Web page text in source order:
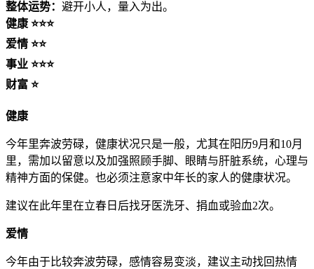
整体运势： 避开小人，量入为出。
健康 ⭐⭐⭐
爱情 ⭐⭐
事业 ⭐⭐⭐
财富 ⭐
健康
今年里奔波劳碌，健康状况只是一般，尤其在阳历9月和10月
里，需加以留意以及加强照顾手脚、眼睛与肝脏系统，心理与
精神方面的保健。也必须注意家中年长的家人的健康状况。
建议在此年里在立春日后找牙医洗牙、捐血或验血2次。
爱情
今年由于比较奔波劳碌，感情容易变淡，建议主动找回热情